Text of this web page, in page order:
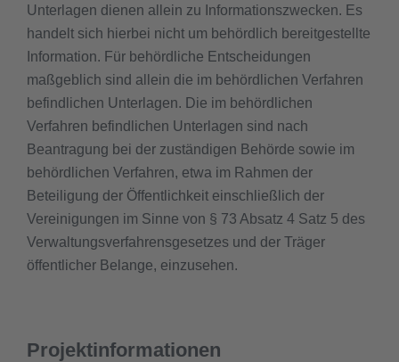
Unterlagen dienen allein zu Informationszwecken. Es
handelt sich hierbei nicht um behördlich bereitgestellte
Information. Für behördliche Entscheidungen
maßgeblich sind allein die im behördlichen Verfahren
befindlichen Unterlagen. Die im behördlichen
Verfahren befindlichen Unterlagen sind nach
Beantragung bei der zuständigen Behörde sowie im
behördlichen Verfahren, etwa im Rahmen der
Beteiligung der Öffentlichkeit einschließlich der
Vereinigungen im Sinne von § 73 Absatz 4 Satz 5 des
Verwaltungsverfahrensgesetzes und der Träger
öffentlicher Belange, einzusehen.
Projektinformationen